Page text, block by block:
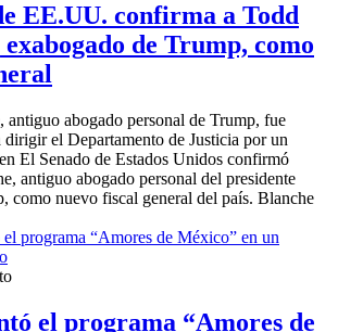
EE.UU. confirma a Todd
de Trump, como
antiguo abogado personal de Trump, fue
dirigir el Departamento de Justicia por un
El Senado de Estados Unidos confirmó
antiguo abogado personal del presidente
como nuevo fiscal general del país. Blanche
el programa “Amores de